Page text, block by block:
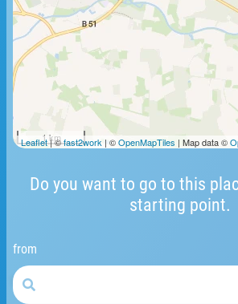
Do you want to go to this
starting point.
from
1 km
Leaflet| ©fast2work | ©OpenMapTiles | Map data ©